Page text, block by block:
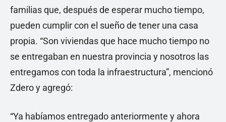
familias que, después de esperar mucho tiempo,
pueden cumplir con el sueño de tener una casa
propia. “Son viviendas que hace mucho tiempo no
se entregaban en nuestra provincia y nosotros las
entregamos con toda la infraestructura”, mencionó
Zdero y agregó:
“Ya habíamos entregado anteriormente y ahora